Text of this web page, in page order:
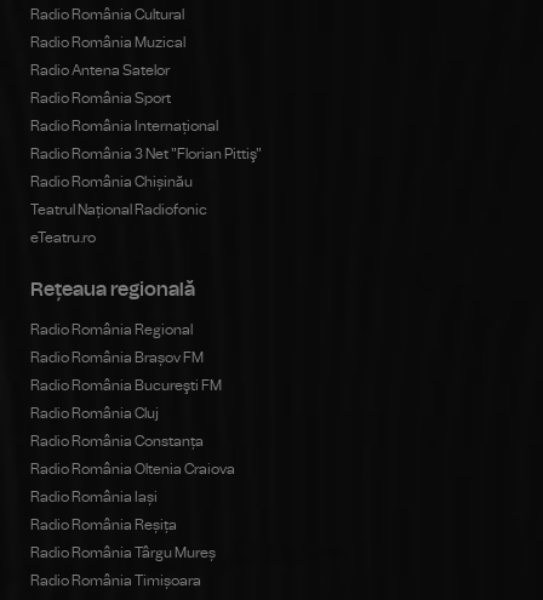
Radio România Cultural
Radio România Muzical
Radio Antena Satelor
Radio România Sport
Radio România Internațional
Radio România 3 Net "Florian Pittiş"
Radio România Chișinău
Teatrul Național Radiofonic
eTeatru.ro
Rețeaua regională
Radio România Regional
Radio România Brașov FM
Radio România Bucureşti FM
Radio România Cluj
Radio România Constanța
Radio România Oltenia Craiova
Radio România Iași
Radio România Reșița
Radio România Târgu Mureș
Radio România Timișoara